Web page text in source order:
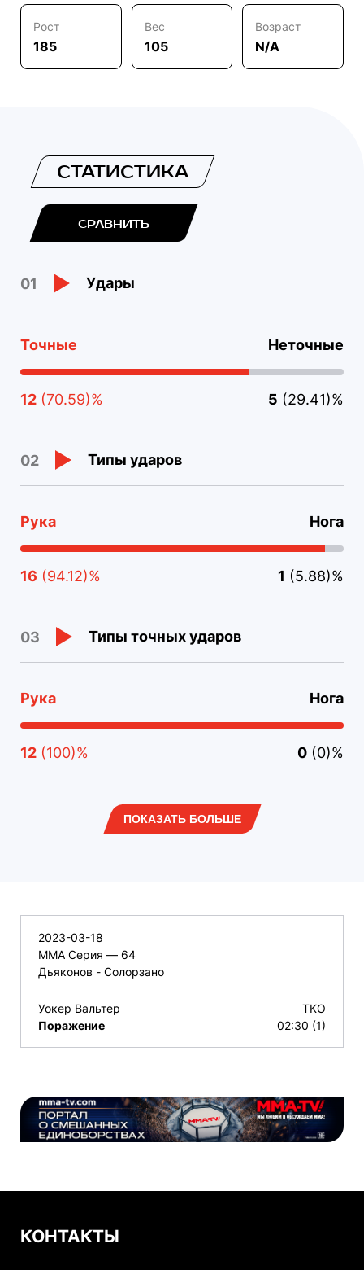
Рост
185
Вес
105
Возраст
N/A
СТАТИСТИКА
СРАВНИТЬ
01 Удары
Точные Неточные
12 (70.59)% 5 (29.41)%
02 Типы ударов
Рука Нога
16 (94.12)% 1 (5.88)%
03 Типы точных ударов
Рука Нога
12 (100)% 0 (0)%
ПОКАЗАТЬ БОЛЬШЕ
2023-03-18
ММА Серия — 64
Дьяконов - Солорзано
Уокер Вальтер
Поражение
TKO
02:30 (1)
КОНТАКТЫ